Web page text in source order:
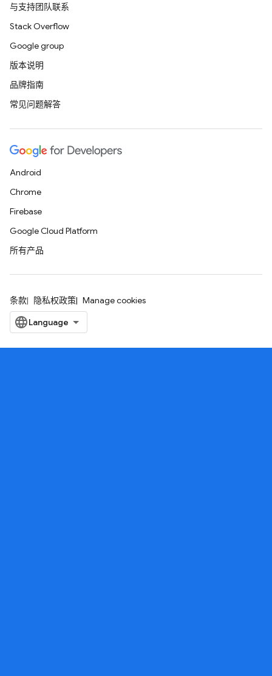
与支持团队联系
Stack Overflow
Google group
版本说明
品牌指南
常见问题解答
Android
Chrome
Firebase
Google Cloud Platform
所有产品
条款 隐私权政策 Manage cookies